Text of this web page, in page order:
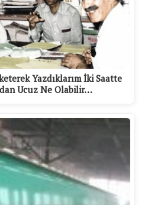
Yazdıklarım İki Saatte
Ucuz Ne Olabilir…